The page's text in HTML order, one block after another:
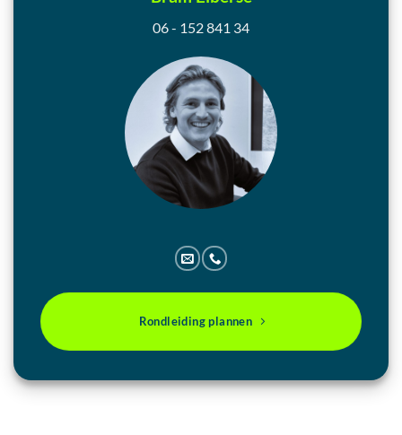
06 - 152 841 34
Rondleiding plannen